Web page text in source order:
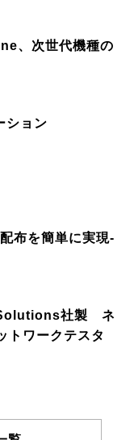
、次世代機種の
ション
布を簡単に実現-
Solutions社製 ネ
トワークテスタ